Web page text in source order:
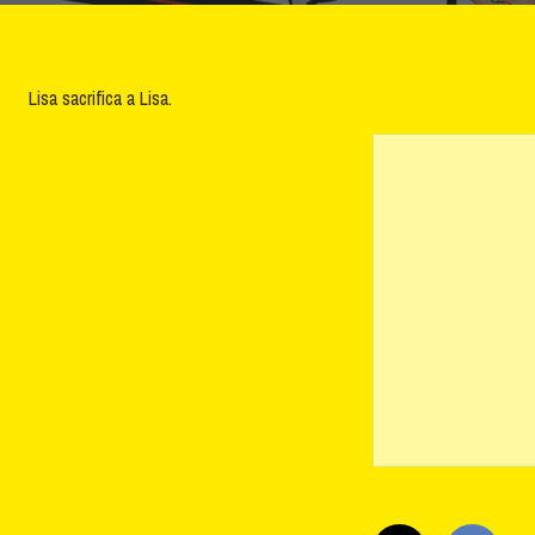
Lisa sacrifica a Lisa.